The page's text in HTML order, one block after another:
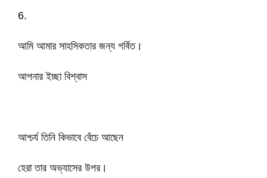
6.
আমি আমার সাহসিকতার জন্য গর্বিত।
আপনার ইচ্ছা বিশ্বাস
আশ্চর্য তিনি কিভাবে বেঁচে আছেন
হেরা তার অভ্যাসের উপর।